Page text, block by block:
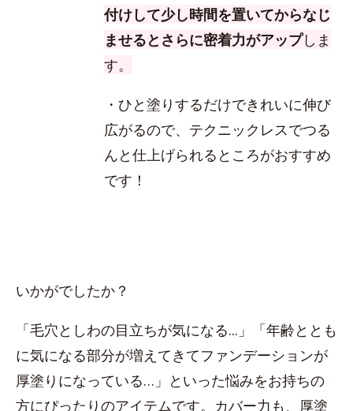
付けして少し時間を置いてからなじ
ませるとさらに密着力がアップしま
す。
・ひと塗りするだけできれいに伸び
広がるので、テクニックレスでつる
んと仕上げられるところがおすすめ
です！
いかがでしたか？
「毛穴としわの目立ちが気になる...」「年齢ととも
に気になる部分が増えてきてファンデーションが
厚塗りになっている…」といった悩みをお持ちの
方にぴったりのアイテムです。カバー力も、厚塗